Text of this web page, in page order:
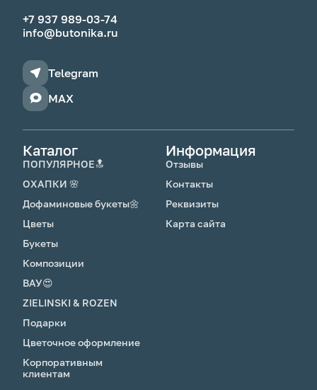
+7 937 989-03-74
info@butonika.ru
Telegram
MAX
Каталог
ПОПУЛЯРНОЕ🔝
ОХАПКИ 🌸
Дофаминовые букеты🌼
Цветы
Букеты
Композиции
ВАУ😍
ZIELINSKI & ROZEN
Подарки
Цветочное оформление
Корпоративным
клиентам
Информация
Отзывы
Контакты
Реквизиты
Карта сайта